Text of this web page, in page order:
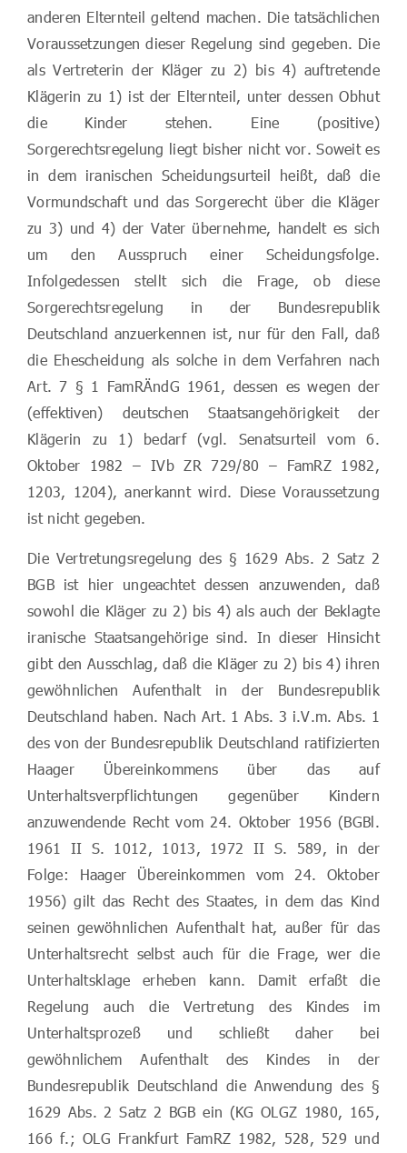
anderen Elternteil geltend machen. Die tatsächlichen
Voraussetzungen dieser Regelung sind gegeben. Die
als Vertreterin der Kläger zu 2) bis 4) auftretende
Klägerin zu 1) ist der Elternteil, unter dessen Obhut
die Kinder stehen. Eine (positive)
Sorgerechtsregelung liegt bisher nicht vor. Soweit es
in dem iranischen Scheidungsurteil heißt, daß die
Vormundschaft und das Sorgerecht über die Kläger
zu 3) und 4) der Vater übernehme, handelt es sich
um den Ausspruch einer Scheidungsfolge.
Infolgedessen stellt sich die Frage, ob diese
Sorgerechtsregelung in der Bundesrepublik
Deutschland anzuerkennen ist, nur für den Fall, daß
die Ehescheidung als solche in dem Verfahren nach
Art. 7 § 1 FamRÄndG 1961, dessen es wegen der
(effektiven) deutschen Staatsangehörigkeit der
Klägerin zu 1) bedarf (vgl. Senatsurteil vom 6.
Oktober 1982 – IVb ZR 729/80 – FamRZ 1982,
1203, 1204), anerkannt wird. Diese Voraussetzung
ist nicht gegeben.
Die Vertretungsregelung des § 1629 Abs. 2 Satz 2
BGB ist hier ungeachtet dessen anzuwenden, daß
sowohl die Kläger zu 2) bis 4) als auch der Beklagte
iranische Staatsangehörige sind. In dieser Hinsicht
gibt den Ausschlag, daß die Kläger zu 2) bis 4) ihren
gewöhnlichen Aufenthalt in der Bundesrepublik
Deutschland haben. Nach Art. 1 Abs. 3 i.V.m. Abs. 1
des von der Bundesrepublik Deutschland ratifizierten
Haager Übereinkommens über das auf
Unterhaltsverpflichtungen gegenüber Kindern
anzuwendende Recht vom 24. Oktober 1956 (BGBl.
1961 II S. 1012, 1013, 1972 II S. 589, in der
Folge: Haager Übereinkommen vom 24. Oktober
1956) gilt das Recht des Staates, in dem das Kind
seinen gewöhnlichen Aufenthalt hat, außer für das
Unterhaltsrecht selbst auch für die Frage, wer die
Unterhaltsklage erheben kann. Damit erfaßt die
Regelung auch die Vertretung des Kindes im
Unterhaltsprozeß und schließt daher bei
gewöhnlichem Aufenthalt des Kindes in der
Bundesrepublik Deutschland die Anwendung des §
1629 Abs. 2 Satz 2 BGB ein (KG OLGZ 1980, 165,
166 f.; OLG Frankfurt FamRZ 1982, 528, 529 und